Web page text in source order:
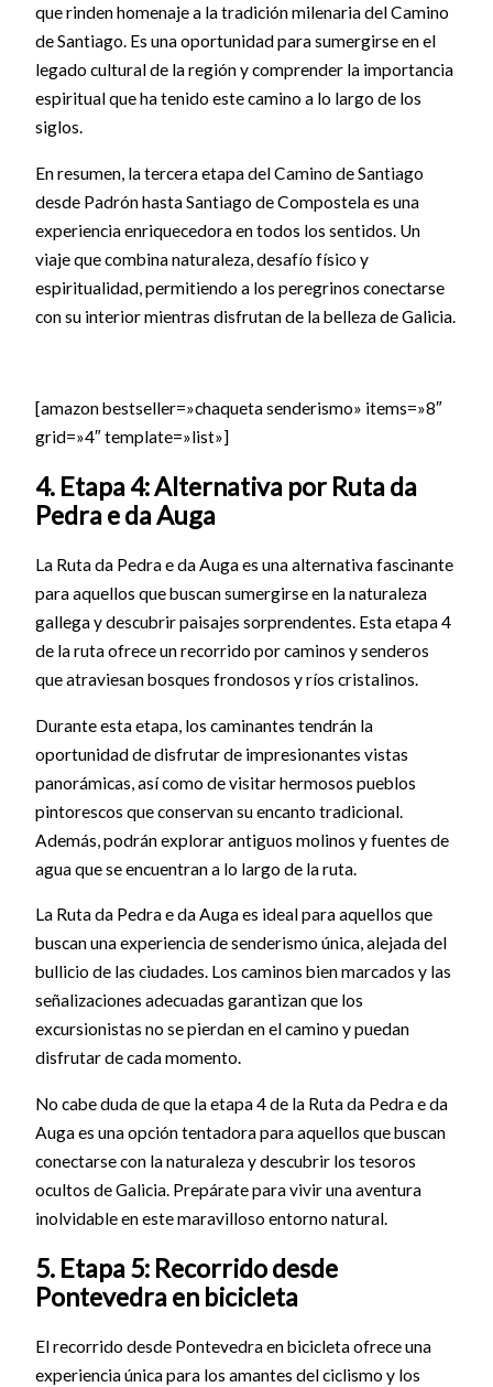
que rinden homenaje a la tradición milenaria del Camino
de Santiago. Es una oportunidad para sumergirse en el
legado cultural de la región y comprender la importancia
espiritual que ha tenido este camino a lo largo de los
siglos.
En resumen, la tercera etapa del Camino de Santiago
desde Padrón hasta Santiago de Compostela es una
experiencia enriquecedora en todos los sentidos. Un
viaje que combina naturaleza, desafío físico y
espiritualidad, permitiendo a los peregrinos conectarse
con su interior mientras disfrutan de la belleza de Galicia.
[amazon bestseller=»chaqueta senderismo» items=»8″
grid=»4″ template=»list»]
4. Etapa 4: Alternativa por Ruta da
Pedra e da Auga
La Ruta da Pedra e da Auga es una alternativa fascinante
para aquellos que buscan sumergirse en la naturaleza
gallega y descubrir paisajes sorprendentes. Esta etapa 4
de la ruta ofrece un recorrido por caminos y senderos
que atraviesan bosques frondosos y ríos cristalinos.
Durante esta etapa, los caminantes tendrán la
oportunidad de disfrutar de impresionantes vistas
panorámicas, así como de visitar hermosos pueblos
pintorescos que conservan su encanto tradicional.
Además, podrán explorar antiguos molinos y fuentes de
agua que se encuentran a lo largo de la ruta.
La Ruta da Pedra e da Auga es ideal para aquellos que
buscan una experiencia de senderismo única, alejada del
bullicio de las ciudades. Los caminos bien marcados y las
señalizaciones adecuadas garantizan que los
excursionistas no se pierdan en el camino y puedan
disfrutar de cada momento.
No cabe duda de que la etapa 4 de la Ruta da Pedra e da
Auga es una opción tentadora para aquellos que buscan
conectarse con la naturaleza y descubrir los tesoros
ocultos de Galicia. Prepárate para vivir una aventura
inolvidable en este maravilloso entorno natural.
5. Etapa 5: Recorrido desde
Pontevedra en bicicleta
El recorrido desde Pontevedra en bicicleta ofrece una
experiencia única para los amantes del ciclismo y los